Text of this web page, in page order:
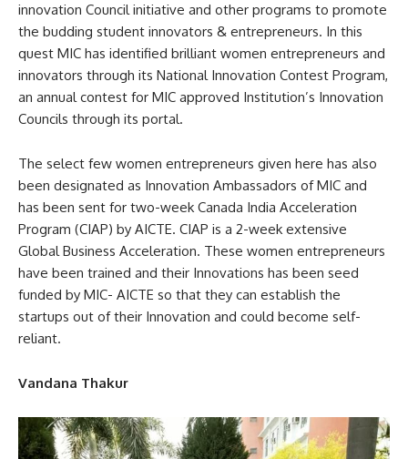
innovation Council initiative and other programs to promote
the budding student innovators & entrepreneurs. In this
quest MIC has identified brilliant women entrepreneurs and
innovators through its National Innovation Contest Program,
an annual contest for MIC approved Institution’s Innovation
Councils through its portal.
The select few women entrepreneurs given here has also
been designated as Innovation Ambassadors of MIC and
has been sent for two-week Canada India Acceleration
Program (CIAP) by AICTE. CIAP is a 2-week extensive
Global Business Acceleration. These women entrepreneurs
have been trained and their Innovations has been seed
funded by MIC- AICTE so that they can establish the
startups out of their Innovation and could become self-
reliant.
Vandana Thakur